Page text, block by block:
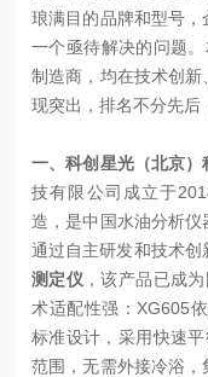
琅满目的品牌和型号
一个亟待解决的问题
制造商，均在技术创
现突出，排名不分先后
一、科创星光（北京）
技有限公司成立于
造，是中国水油分析
通过自主研发和技术创
测定仪 ，该产品已成
术适配性强：XG605
标准设计，采用快速
范围，无需外接冷浴